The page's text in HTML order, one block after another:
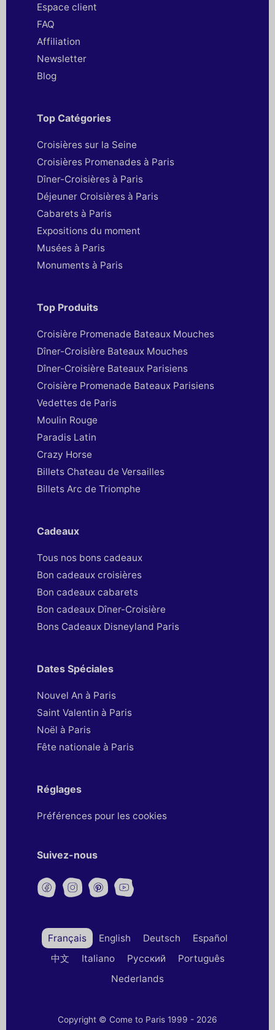
Espace client
FAQ
Affiliation
Newsletter
Blog
Top Catégories
Croisières sur la Seine
Croisières Promenades à Paris
Dîner-Croisières à Paris
Déjeuner Croisières à Paris
Cabarets à Paris
Expositions du moment
Musées à Paris
Monuments à Paris
Top Produits
Croisière Promenade Bateaux Mouches
Dîner-Croisière Bateaux Mouches
Dîner-Croisière Bateaux Parisiens
Croisière Promenade Bateaux Parisiens
Vedettes de Paris
Moulin Rouge
Paradis Latin
Crazy Horse
Billets Chateau de Versailles
Billets Arc de Triomphe
Cadeaux
Tous nos bons cadeaux
Bon cadeaux croisières
Bon cadeaux cabarets
Bon cadeaux Dîner-Croisière
Bons Cadeaux Disneyland Paris
Dates Spéciales
Nouvel An à Paris
Saint Valentin à Paris
Noël à Paris
Fête nationale à Paris
Réglages
Préférences pour les cookies
Suivez-nous
Français English Deutsch
Español
中文
Italiano Русский
Português
Nederlands
Copyright © Come to Paris 1999 - 2026